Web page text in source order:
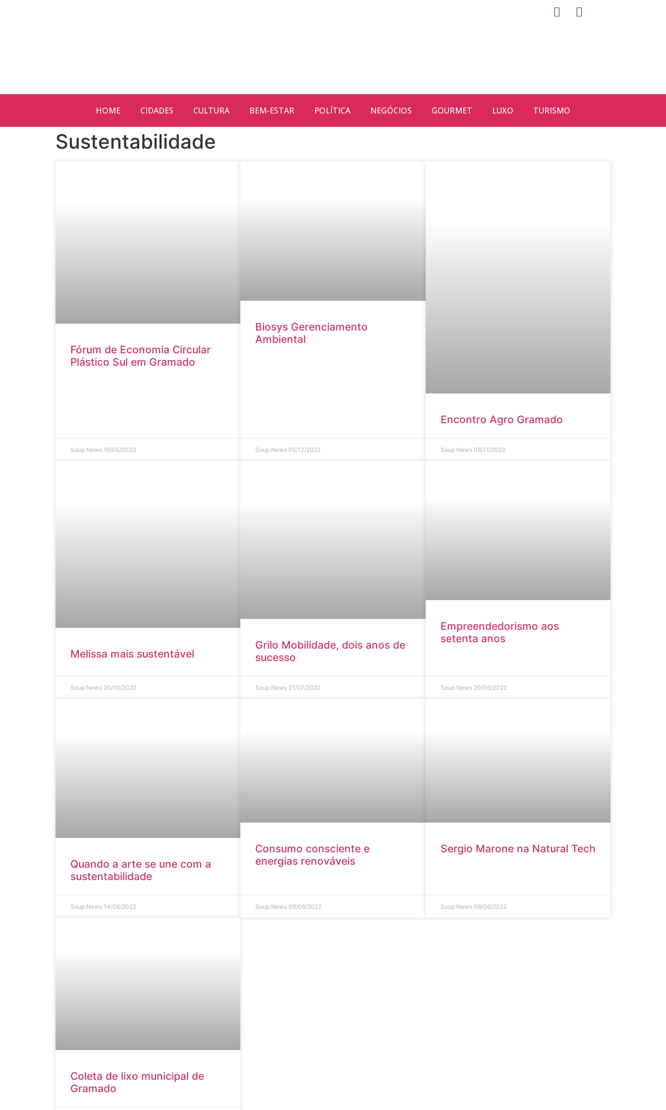
HOME CIDADES CULTURA BEM-ESTAR POLÍTICA NEGÓCIOS GOURMET LUXO TURISMO
Sustentabilidade
Fórum de Economia Circular
Plástico Sul em Gramado
Soup News 16/05/2023
Biosys Gerenciamento
Ambiental
Soup News 05/12/2022
Encontro Agro Gramado
Soup News 08/11/2022
Melissa mais sustentável
Soup News 20/10/2022
Grilo Mobilidade, dois anos de
sucesso
Soup News 21/07/2022
Empreendedorismo aos
setenta anos
Soup News 20/06/2022
Quando a arte se une com a
sustentabilidade
Soup News 14/06/2022
Consumo consciente e
energias renováveis
Soup News 09/06/2022
Sergio Marone na Natural Tech
Soup News 06/06/2022
Coleta de lixo municipal de
Gramado